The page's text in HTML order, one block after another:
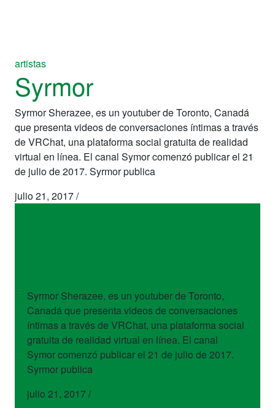
artistas
Syrmor
Syrmor Sherazee, es un youtuber de Toronto, Canadá
que presenta videos de conversaciones íntimas a través
de VRChat, una plataforma social gratuita de realidad
virtual en línea. El canal Symor comenzó publicar el 21
de julio de 2017. Syrmor publica
julio 21, 2017/
Syrmor Sherazee, es un youtuber de Toronto,
Canadá que presenta videos de conversaciones
íntimas a través de VRChat, una plataforma social
gratuita de realidad virtual en línea. El canal
Symor comenzó publicar el 21 de julio de 2017.
Syrmor publica
julio 21, 2017/